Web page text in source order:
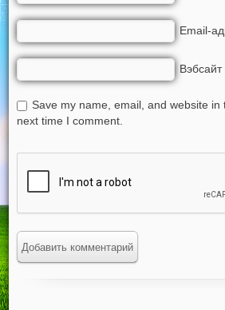
Email-
Вэбсайт
Save my name, email, and website in
next time I comment.